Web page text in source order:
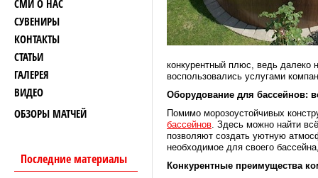
СМИ О НАС
СУВЕНИРЫ
КОНТАКТЫ
СТАТЬИ
ГАЛЕРЕЯ
ВИДЕО
ОБЗОРЫ МАТЧЕЙ
Последние материалы
конкурентный плюс, ведь далеко
воспользовались услугами
Оборудование для бассейнов:
Помимо морозоустойчивых
бассейнов. Здесь можно найти
позволяют создать уютную
необходимое для своего
Конкурентные преимущества